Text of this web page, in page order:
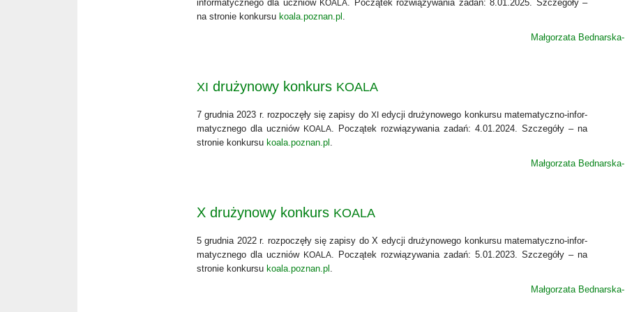
infor­ma­tycz­ne­go dla uczniów KOALA. Począ­tek roz­wią­zy­wa­nia zadań: 8.01.2025. Szcze­gó­ły –
na stro­nie kon­kur­su koala.poznan.pl .
Małgorzata
XI drużynowy konkurs KOALA
7 grud­nia 2023 r. roz­po­czę­ły się zapi­sy do XI edy­cji dru­ży­no­we­go kon­kur­su mate­ma­tycz­no-infor­
ma­tycz­ne­go dla uczniów KOALA. Począ­tek roz­wią­zy­wa­nia zadań: 4.01.2024. Szcze­gó­ły – na
stro­nie kon­kur­su koala.poznan.pl .
Małgorzata
X drużynowy konkurs KOALA
5 grud­nia 2022 r. roz­po­czę­ły się zapi­sy do X edy­cji dru­ży­no­we­go kon­kur­su mate­ma­tycz­no-infor­
ma­tycz­ne­go dla uczniów KOALA. Począ­tek roz­wią­zy­wa­nia zadań: 5.01.2023. Szcze­gó­ły – na
stro­nie kon­kur­su koala.poznan.pl .
Małgorzata